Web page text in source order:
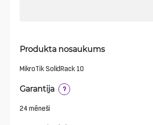
Produkta nosaukums
MikroTik SolidRack 10
Garantija ?
24 mēneši